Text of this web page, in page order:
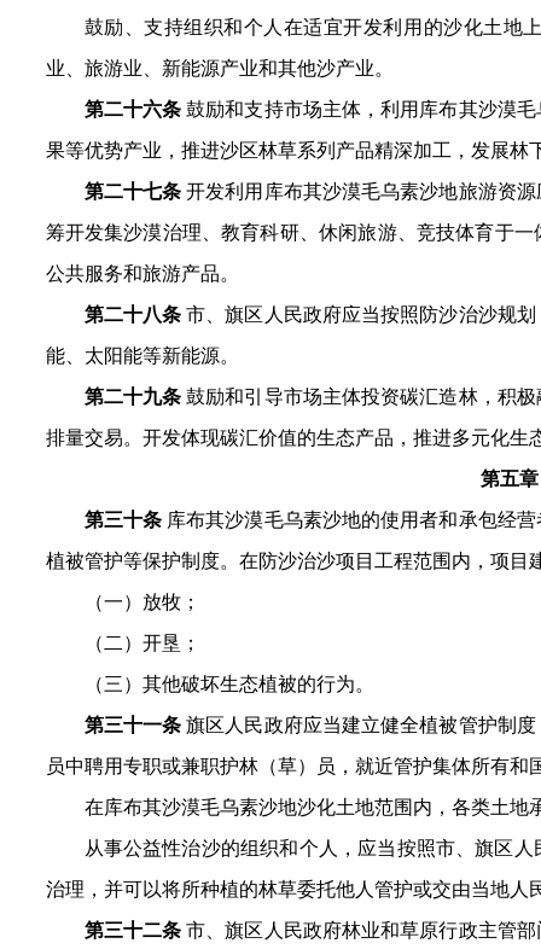
鼓励、支持组织和个人在适宜开发利用的沙化土地
业、旅游业、新能源产业和其他沙产业。
第二十六条 鼓励和支持市场主体，利用库布其沙漠
果等优势产业，推进沙区林草系列产品精深加工，发展林
第二十七条 开发利用库布其沙漠毛乌素沙地旅游资
筹开发集沙漠治理、教育科研、休闲旅游、竞技体育于
公共服务和旅游产品。
第二十八条 市、旗区人民政府应当按照防沙治沙规
能、太阳能等新能源。
第二十九条 鼓励和引导市场主体投资碳汇造林，积
排量交易。开发体现碳汇价值的生态产品，推进多元化生
第五章
第三十条库布其沙漠毛乌素沙地的使用者和承包经
植被管护等保护制度。在防沙治沙项目工程范围内，项目
（一）放牧；
（二）开垦；
（三）其他破坏生态植被的行为。
第三十一条 旗区人民政府应当建立健全植被管护制
员中聘用专职或兼职护林（草）员，就近管护集体所有
在库布其沙漠毛乌素沙地沙化土地范围内，各类土地
从事公益性治沙的组织和个人，应当按照市、旗区
治理，并可以将所种植的林草委托他人管护或交由当地人
第三十二条 市、旗区人民政府林业和草原行政主管